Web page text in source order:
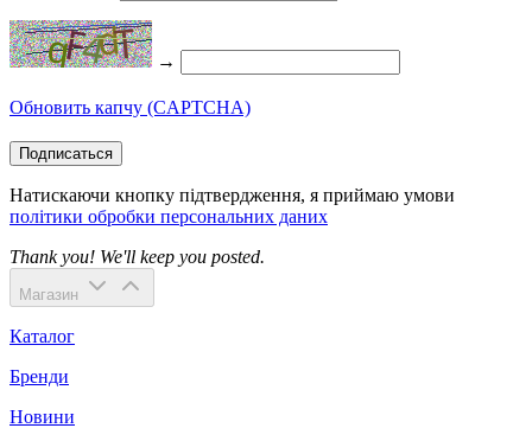
→
Обновить капчу (CAPTCHA)
Подписаться
Натискаючи кнопку підтвердження, я приймаю умови
політики обробки персональних даних
Thank you! We'll keep you posted.
Магазин
Каталог
Бренди
Новини